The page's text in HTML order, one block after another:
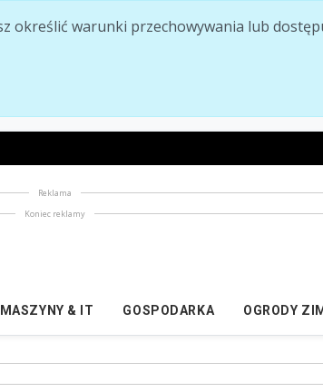
określić warunki przechowywania lub
Reklama
Koniec reklamy
MASZYNY & IT GOSPODARKA OGRODY